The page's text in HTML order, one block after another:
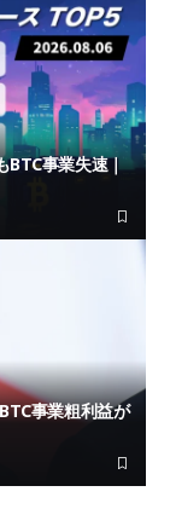
BTC事業失速｜
事業粗利益が